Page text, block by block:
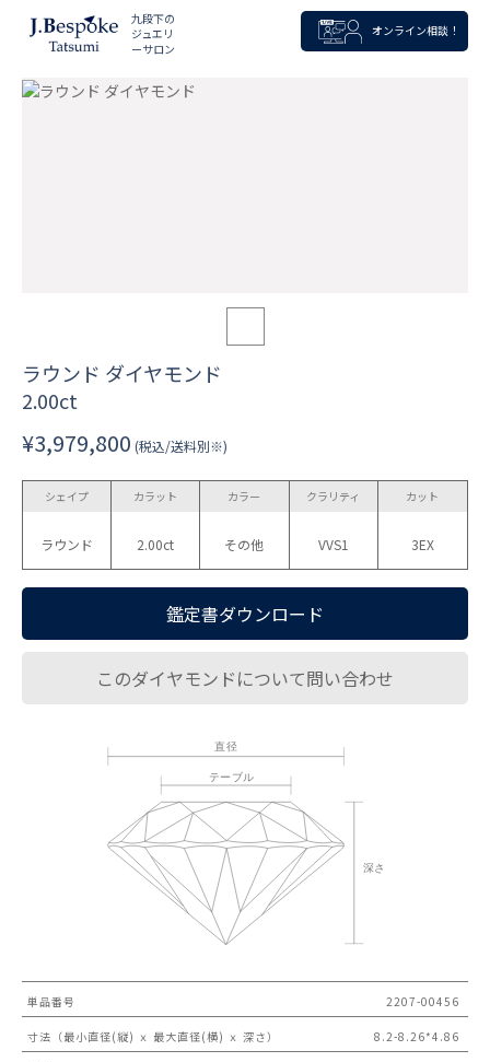
九段下の
ジュエリ
ーサロン
オンライン相談！
ラウンド ダイヤモンド
2.00ct
¥3,979,800 (税込/送料別※)
シェイプ
ラウンド
カラット
2.00ct
カラー
その他
クラリティ
VVS1
カット
3EX
鑑定書ダウンロード
このダイヤモンドについて問い合わせ
単品番号 2207-00456
寸法（最小直径(縦) ｘ 最大直径(横) ｘ 深さ） 8.2-8.26*4.86